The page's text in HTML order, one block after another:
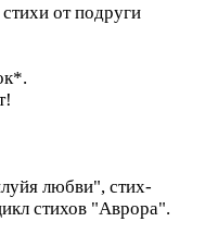
от подруги
любви", стих-
стихов "Аврора".